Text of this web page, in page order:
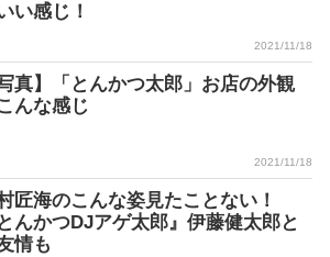
い感じ！
2021/11/18
写真】「とんかつ太郎」お店の外観
んな感じ
2021/11/18
匠海のこんな姿見たことない！
とんかつDJアゲ太郎』伊藤健太郎と
情も